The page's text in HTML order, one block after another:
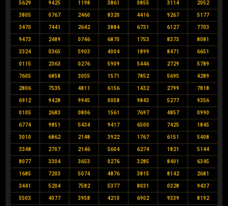
5629 9425 1198 3861 0855 3114 2052
3805 0767 2460 8320 4416 9267 5177
3470 7441 2642 3884 6731 6127 7703
9473 2489 0746 6870 1753 8373 8081
3324 0365 5903 4004 1899 8471 6651
0115 2363 0276 5909 5446 2729 5789
7605 6858 3055 1571 7852 5695 4289
2806 7535 4811 6156 1432 2799 7818
6912 9428 9945 0058 9843 5277 9356
0105 2683 0806 1561 7697 4857 0990
6774 9851 5434 9417 6500 7425 1845
3010 6862 2148 3922 1767 6151 5408
3348 2707 2146 5604 6274 1821 5144
8077 3304 3653 0276 3285 8401 6345
1685 7203 5074 4876 3815 8142 2681
3441 5204 7582 5377 8031 0328 9437
5503 4077 3958 4210 6902 9339 8192